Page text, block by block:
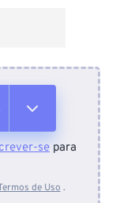
se para
de Uso .